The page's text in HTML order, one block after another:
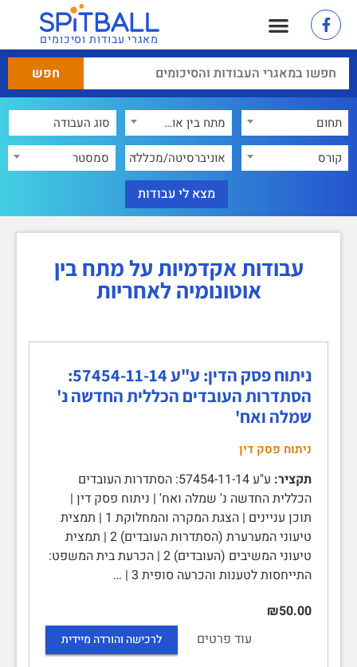
מאגרי עבודות וסיכומים
תחום
מתח בין אוטונומיה לאחריות
קורס
אוניברסיטה/מכללה סמסטר
עבודות אקדמיות על מתח בין
אוטונומיה לאחריות
ניתוח פסק הדין: ע"ע 57454-11-14:
הסתדרות העובדים הכללית החדשה נ'
שמלה ואח'
ניתוח פסק דין
תקציר:
ע"ע 57454-11-14: הסתדרות העובדים
הכללית החדשה נ' שמלה ואח' | ניתוח פסק דין |
תוכן עניינים | הצגת המקרה והמחלוקת 1 | תמצית
טיעוני המערערת (הסתדרות העובדים) 2 | תמצית
טיעוני המשיבים (העובדים) 2 | הכרעת בית המשפט:
התייחסות לטענות והכרעה סופית 3 | …
₪50.00
עוד פרטים
לרכישה והורדה מיידית